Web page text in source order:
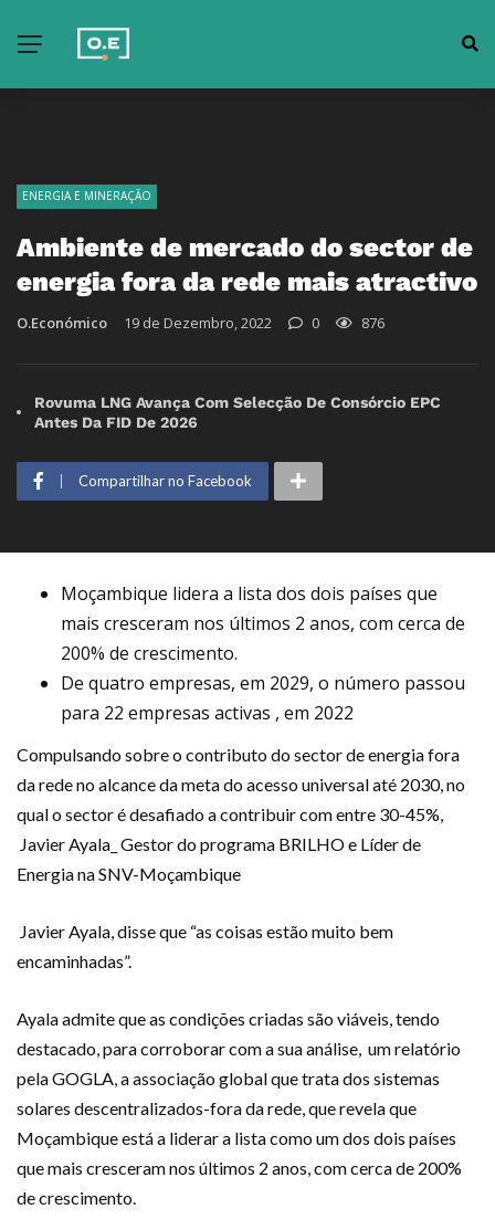
ENERGIA E MINERAÇÃO
Ambiente de mercado do sector de
energia fora da rede mais atractivo
O.Económico 19 de Dezembro, 2022 0 876
Rovuma LNG Avança Com Selecção De Consórcio EPC
Antes Da FID De 2026
Compartilhar no Facebook
Moçambique lidera a lista dos dois países que
mais cresceram nos últimos 2 anos, com cerca de
200% de crescimento.
De quatro empresas, em 2029, o número passou
para 22 empresas activas , em 2022
Compulsando sobre o contributo do sector de energia fora
da rede no alcance da meta do acesso universal até 2030, no
qual o sector é desafiado a contribuir com entre 30-45%,
Javier Ayala_ Gestor do programa BRILHO e Líder de
Energia na SNV-Moçambique
Javier Ayala, disse que “as coisas estão muito bem
encaminhadas”.
Ayala admite que as condições criadas são viáveis, tendo
destacado, para corroborar com a sua análise, um relatório
pela GOGLA, a associação global que trata dos sistemas
solares descentralizados-fora da rede, que revela que
Moçambique está a liderar a lista como um dos dois países
que mais cresceram nos últimos 2 anos, com cerca de 200%
de crescimento.